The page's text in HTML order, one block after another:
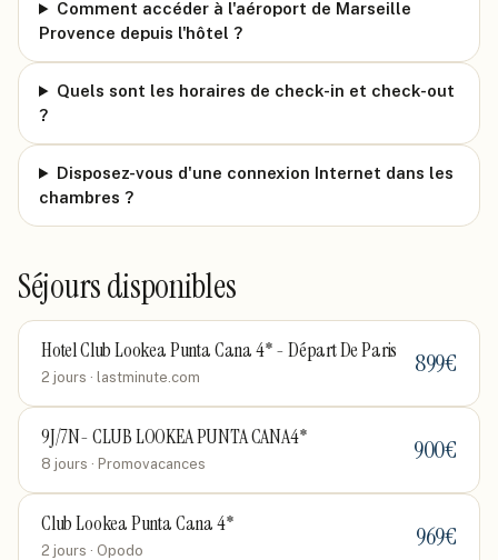
Comment accéder à l'aéroport de Marseille
Provence depuis l'hôtel ?
Quels sont les horaires de check-in et check-out
?
Disposez-vous d'une connexion Internet dans les
chambres ?
Séjours disponibles
Hotel Club Lookea Punta Cana 4* - Départ De Paris
2 jours · lastminute.com 899€
9J/7N- CLUB LOOKEA PUNTA CANA4*
8 jours · Promovacances 900€
Club Lookea Punta Cana 4*
2 jours · Opodo 969€